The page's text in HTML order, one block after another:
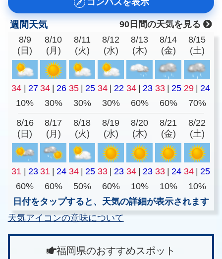
週間天気
90日間の天気を見る
8/9
(日)
8/10
(月)
8/11
(火)
8/12
(水)
8/13
(木)
8/14
(金)
8/15
(土)
34 27 34 26 35 25 34 22 34 23 33 25 29
24
10%
30% 30% 30% 60% 60% 70%
8/16
(日)
8/17
(月)
8/18
(火)
8/19
(水)
8/20
(木)
8/21
(金)
8/22
(土)
31 23 31 24 34 25 33 23 34 23 33 24 34
25
60%
60% 50% 60% 10% 10%
10%
日付をタップすると、天気の詳細が表示されます
天気アイコンの意味について
福岡県のおすすめスポット